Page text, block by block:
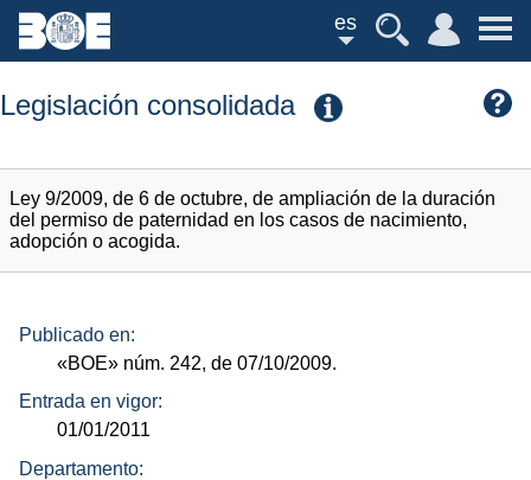
es
Legislación consolidada
Ley 9/2009, de 6 de octubre, de ampliación de la duración
del permiso de paternidad en los casos de nacimiento,
adopción o acogida.
Publicado en:
«BOE» núm. 242, de 07/10/2009.
Entrada en vigor:
01/01/2011
Departamento: